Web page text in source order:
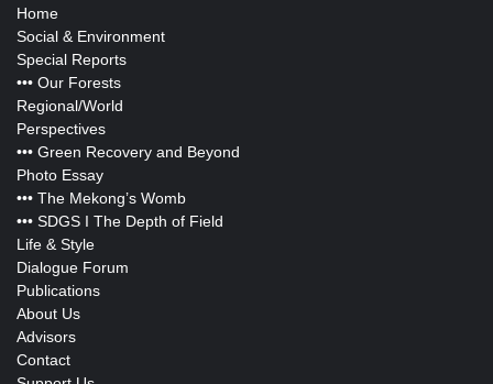
Home
Social & Environment
Special Reports
••• Our Forests
Regional/World
Perspectives
••• Green Recovery and Beyond
Photo Essay
••• The Mekong’s Womb
••• SDGS I The Depth of Field
Life & Style
Dialogue Forum
Publications
About Us
Advisors
Contact